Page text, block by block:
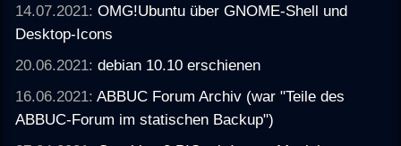
14.07.2021:OMG!Ubuntu über GNOME-Shell und
Desktop-Icons
20.06.2021:debian 10.10 erschienen
16.06.2021:ABBUC Forum Archiv (war "Teile des
ABBUC-Forum im statischen Backup")